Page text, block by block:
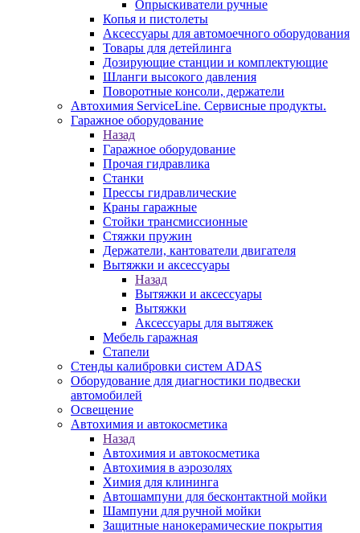
Опрыскиватели ручные
Копья и пистолеты
Аксессуары для автомоечного оборудования
Товары для детейлинга
Дозирующие станции и комплектующие
Шланги высокого давления
Поворотные консоли, держатели
Автохимия ServiceLine. Сервисные продукты.
Гаражное оборудование
Назад
Гаражное оборудование
Прочая гидравлика
Станки
Прессы гидравлические
Краны гаражные
Стойки трансмиссионные
Стяжки пружин
Держатели, кантователи двигателя
Вытяжки и аксессуары
Назад
Вытяжки и аксессуары
Вытяжки
Аксессуары для вытяжек
Мебель гаражная
Стапели
Стенды калибровки систем ADAS
Оборудование для диагностики подвески
автомобилей
Освещение
Автохимия и автокосметика
Назад
Автохимия и автокосметика
Автохимия в аэрозолях
Химия для клининга
Автошампуни для бесконтактной мойки
Шампуни для ручной мойки
Защитные нанокерамические покрытия